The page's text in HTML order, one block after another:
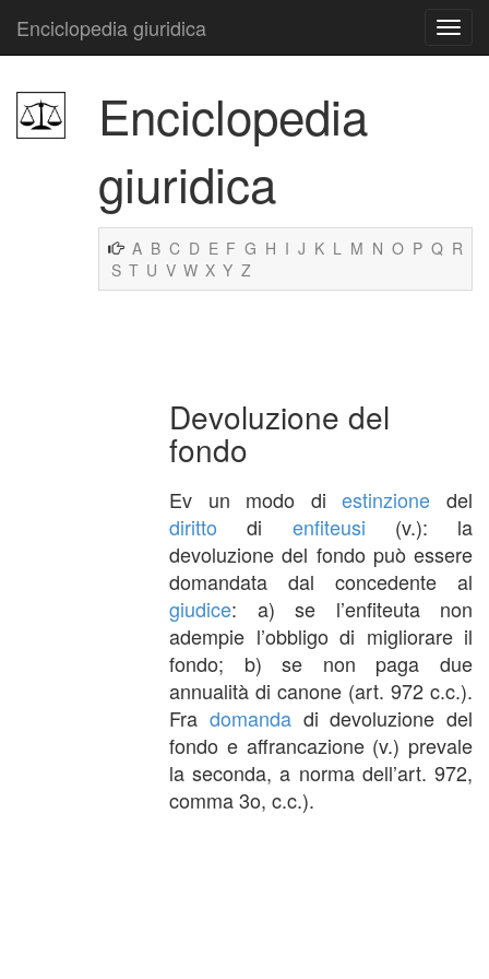
Enciclopedia giuridica
Enciclopedia
giuridica
A B C D E F G H I J K L M N O P Q R
S T U V W X Y Z
Devoluzione del
fondo
Ev un modo diestinzione del
diritto di enfiteusi (v.): la
devoluzione del fondo può essere
domandata dal concedente al
giudice: a) se l’enfiteuta non
adempie l’obbligo di migliorare il
fondo; b) se non paga due
annualità di canone (art. 972 c.c.).
Fra domandadi devoluzione del
fondo e affrancazione (v.) prevale
la seconda, a norma dell’art. 972,
comma 3o, c.c.).